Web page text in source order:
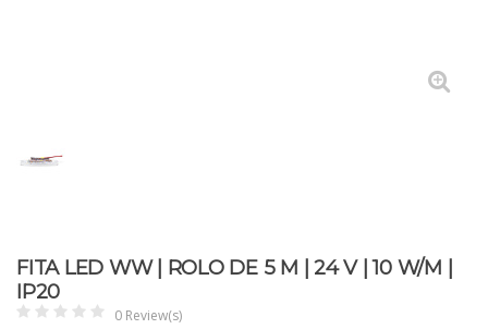
FITA LED WW | ROLO DE 5 M | 24 V | 10 W/M |
IP20
0 Review(s)